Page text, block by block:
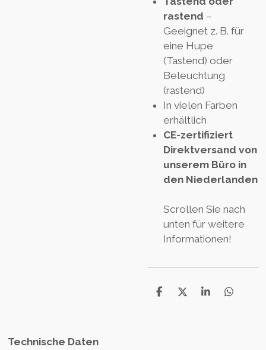
rastend –
Geeignet z. B. für
eine Hupe
(Tastend) oder
Beleuchtung
(rastend)
In vielen Farben
erhältlich
CE-zertifiziert
Direktversand von
unserem Büro in
den Niederlanden
Scrollen Sie nach
unten für weitere
Informationen!
D
D
S
D
Technische Daten